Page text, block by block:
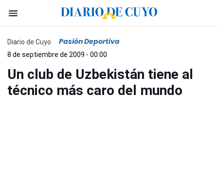
Diario de Cuyo Pasión Deportiva
8 de septiembre de 2009 - 00:00
Un club de Uzbekistán tiene al
técnico más caro del mundo